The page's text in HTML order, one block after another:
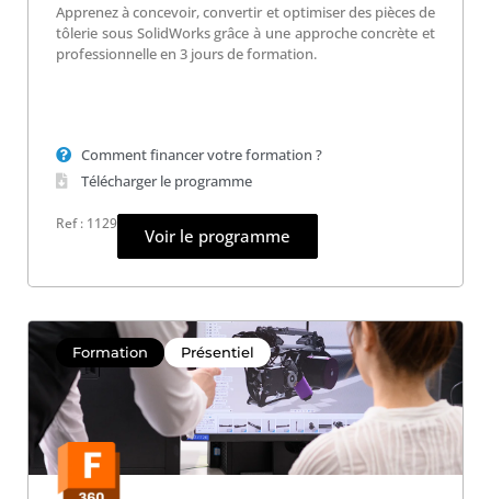
Apprenez à concevoir, convertir et optimiser des pièces de
tôlerie sous SolidWorks grâce à une approche concrète et
professionnelle en 3 jours de formation.
Comment financer votre formation ?
Télécharger le programme
Ref : 1129
Voir le programme
Formation Présentiel